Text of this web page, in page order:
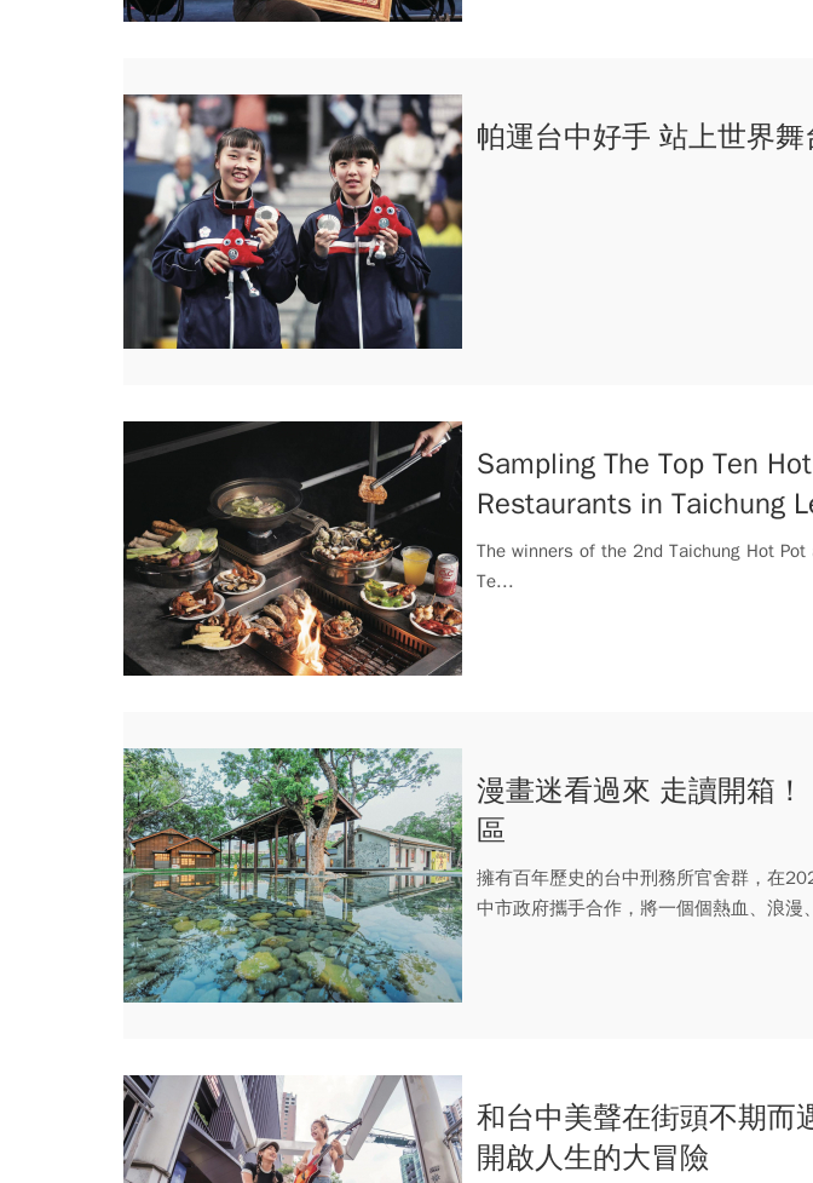
帕運台中好手 站上世界
Sampling The Top Ten
Restaurants in Taichung
The winners of the 2nd Taichung Hot Pot
Te...
漫畫迷看過來 走讀開箱
區
擁有百年歷史的台中刑務所官舍群，在
中市政府攜手合作，將一個個熱血、浪漫
和台中美聲在街頭不期而
開啟人生的大冒險